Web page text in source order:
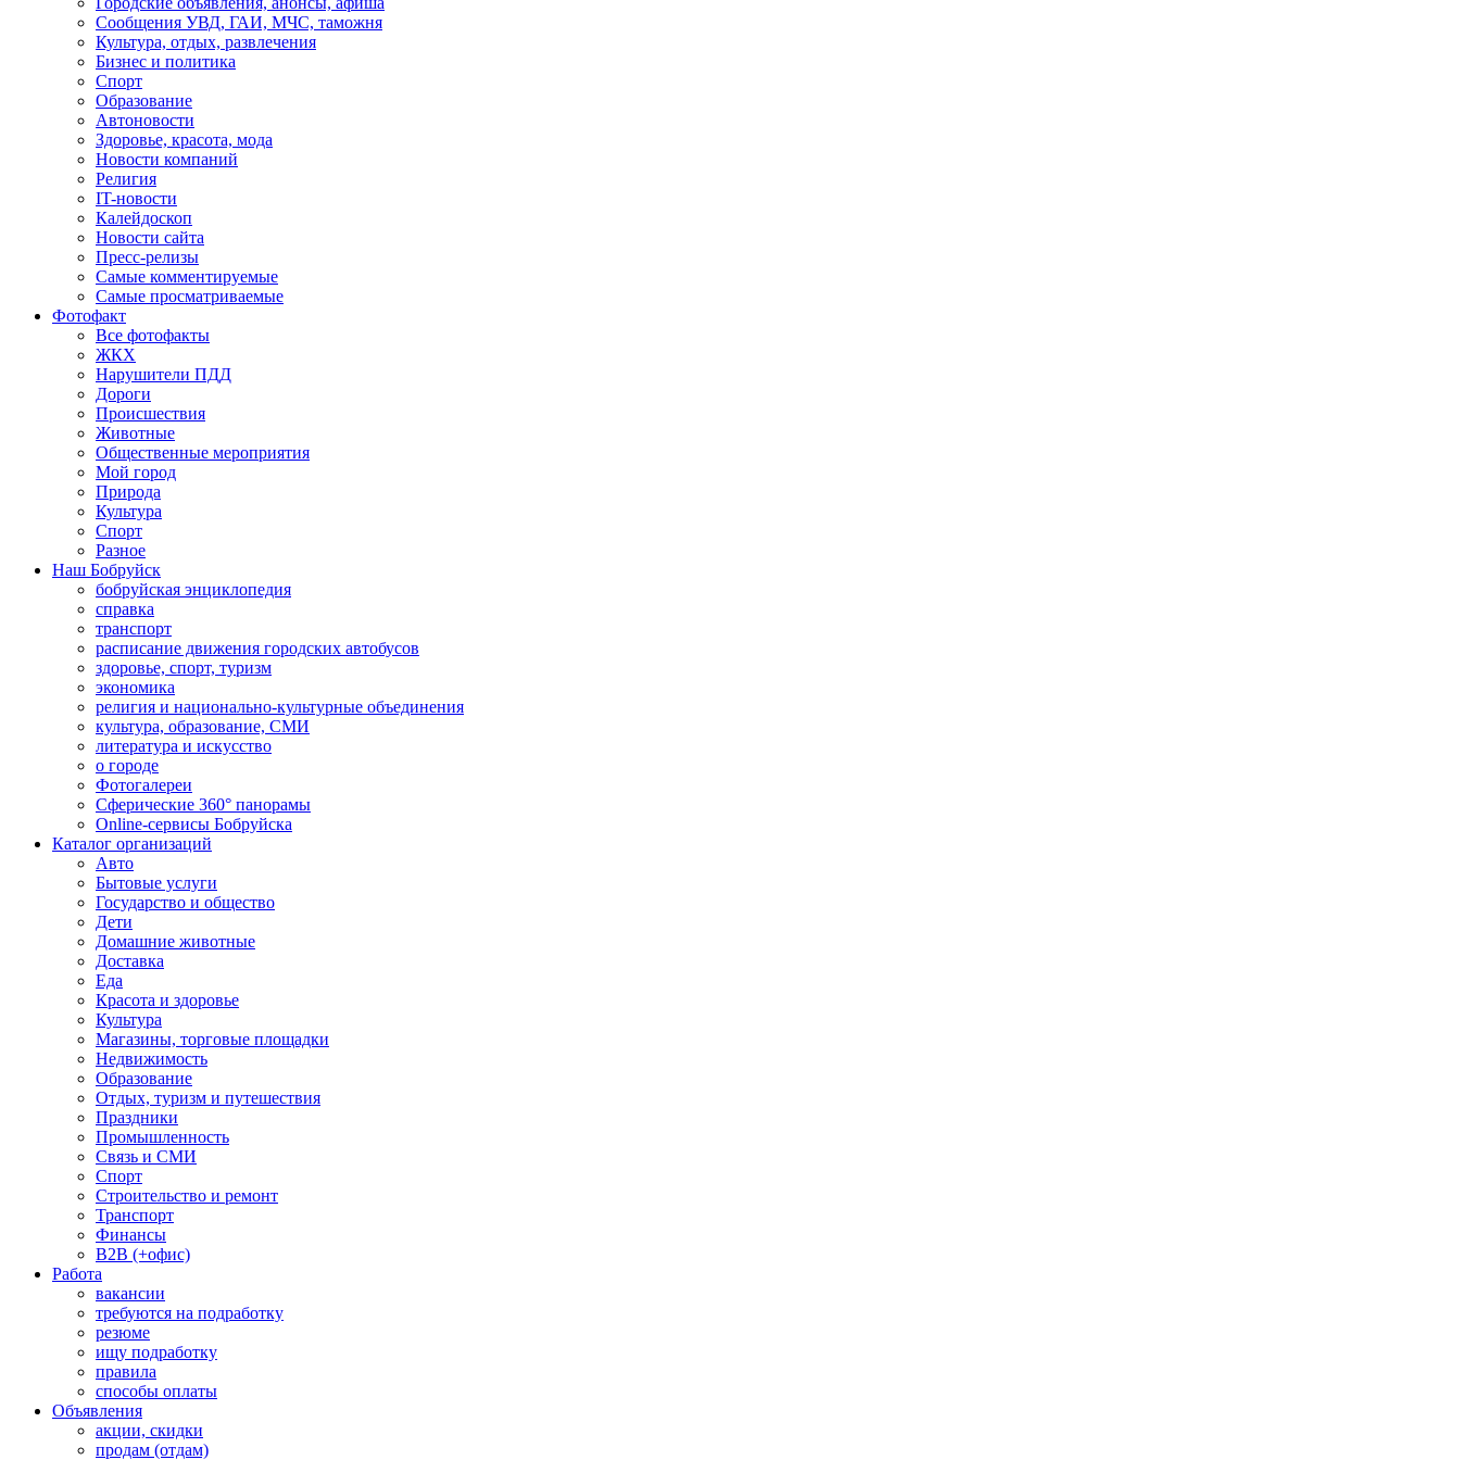
Сообщения УВД, ГАИ, МЧС, таможня
Культура, отдых, развлечения
Бизнес и политика
Спорт
Образование
Автоновости
Здоровье, красота, мода
Новости компаний
Религия
IT-новости
Калейдоскоп
Новости сайта
Пресс-релизы
Самые комментируемые
Самые просматриваемые
Фотофакт
Все фотофакты
ЖКХ
Нарушители ПДД
Дороги
Происшествия
Животные
Общественные мероприятия
Мой город
Природа
Культура
Спорт
Разное
Наш Бобруйск
бобруйская энциклопедия
справка
транспорт
расписание движения городских автобусов
здоровье, спорт, туризм
экономика
религия и национально-культурные объединения
культура, образование, СМИ
литература и искусство
о городе
Фотогалереи
Сферические 360° панорамы
Online-сервисы Бобруйска
Каталог организаций
Авто
Бытовые услуги
Государство и общество
Дети
Домашние животные
Доставка
Еда
Красота и здоровье
Культура
Магазины, торговые площадки
Недвижимость
Образование
Отдых, туризм и путешествия
Праздники
Промышленность
Связь и СМИ
Спорт
Строительство и ремонт
Транспорт
Финансы
B2B (+офис)
Работа
вакансии
требуются на подработку
резюме
ищу подработку
правила
способы оплаты
Объявления
акции, скидки
продам (отдам)